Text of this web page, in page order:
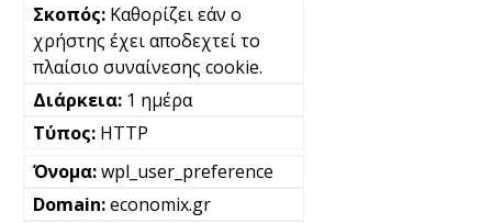
Καθορίζει εάν ο
χρήστης έχει αποδεχτεί το
πλαίσιο συναίνεσης cookie.
1 ημέρα
HTTP
wpl_user_preference
economix.gr